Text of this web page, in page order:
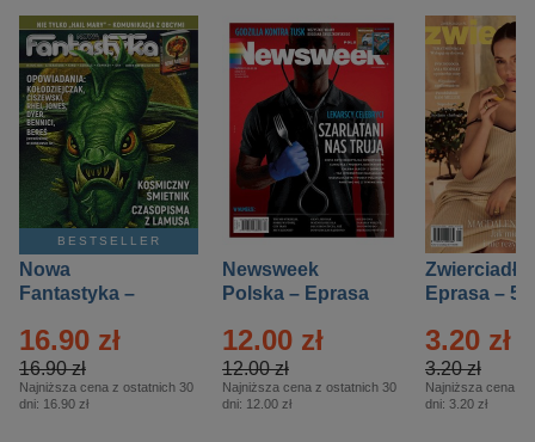
BESTSELLER
Nowa
Fantastyka –
16.90 zł
16.90 zł
Najniższa cena z ostatnich 30
dni: 16.90 zł
Newsweek
Polska – Eprasa
12.00 zł
12.00 zł
Najniższa cena z ostatnich 30
dni: 12.00 zł
Zwierciadło
Eprasa – 5/
3.20 zł
3.20 zł
Najniższa cena z
dni: 3.20 zł